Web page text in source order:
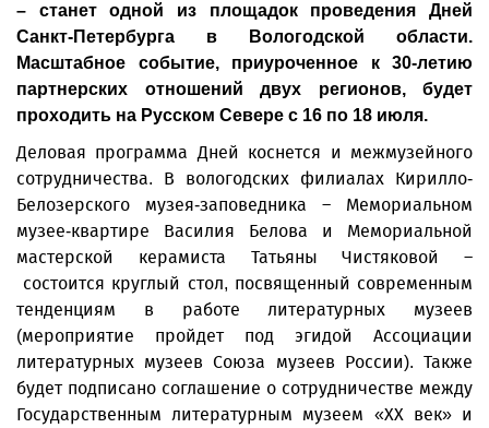
– станет одной из площадок проведения Дней
Санкт-Петербурга в Вологодской области.
Масштабное событие, приуроченное к 30-летию
партнерских отношений двух регионов, будет
проходить на Русском Севере с 16 по 18 июля.
Деловая программа Дней коснется и межмузейного
сотрудничества. В вологодских филиалах Кирилло-
Белозерского музея-заповедника – Мемориальном
музее-квартире Василия Белова и Мемориальной
мастерской керамиста Татьяны Чистяковой –
состоится круглый стол, посвященный современным
тенденциям в работе литературных музеев
(мероприятие пройдет под эгидой Ассоциации
литературных музеев Союза музеев России). Также
будет подписано соглашение о сотрудничестве между
Государственным литературным музеем «ХХ век» и